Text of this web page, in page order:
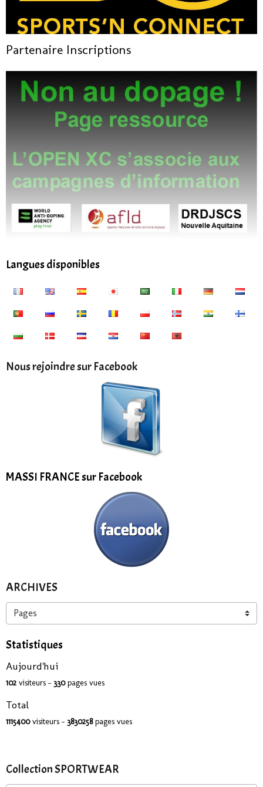
Partenaire Inscriptions
Langues disponibles
Nous rejoindre sur Facebook
MASSI FRANCE sur Facebook
ARCHIVES
Statistiques
Aujourd'hui
102 visiteurs - 330pages vues
Total
1115400visiteurs - 3830258pages vues
Collection SPORTWEAR